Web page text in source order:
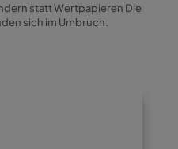
statt Wertpapieren Die
sich im Umbruch.